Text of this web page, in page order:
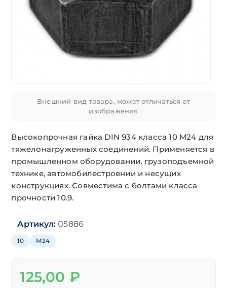
Внешний вид товара, может отличаться от
изображения
Высокопрочная гайка DIN 934 класса 10 М24 для
тяжелонагруженных соединений. Применяется в
промышленном оборудовании, грузоподъемной
технике, автомобилестроении и несущих
конструкциях. Совместима с болтами класса
прочности 10.9.
Артикул: 05886
10 М24
125,00 ₽